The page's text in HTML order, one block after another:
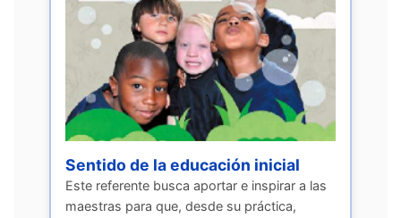
Sentido de la educación inicial
Este referente busca aportar e inspirar a las
maestras para que, desde su práctica,